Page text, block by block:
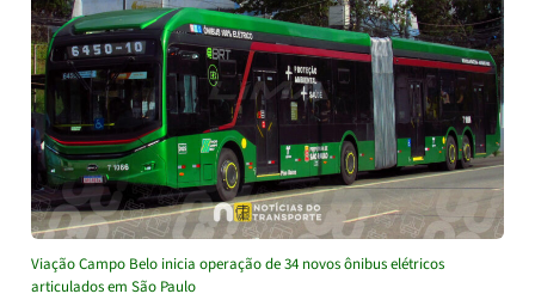
Viação Campo Belo inicia operação de 34 novos ônibus elétricos
articulados em São Paulo